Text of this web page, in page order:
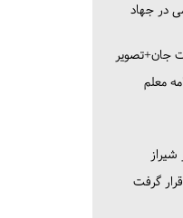
در جهاد
جان+تصویر
معلم
گرفت